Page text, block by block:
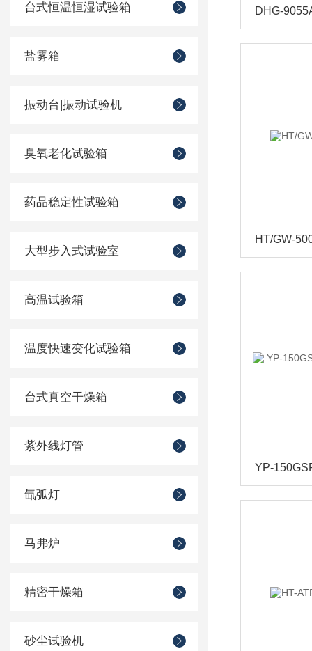
台式恒温恒湿试验箱
盐雾箱
振动台|振动试验机
臭氧老化试验箱
药品稳定性试验箱
大型步入式试验室
高温试验箱
温度快速变化试验箱
台式真空干燥箱
紫外线灯管
氙弧灯
马弗炉
精密干燥箱
砂尘试验机
HT/GW-